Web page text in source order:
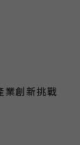
業創新挑戰